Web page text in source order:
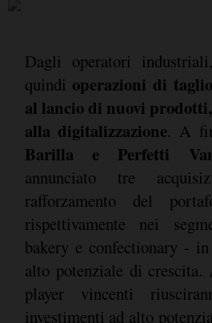
Dagli operatori
quindi operazioni di
al lancio di nuovi
alla digitalizzazione. A
Barilla e Perfetti
annunciato tre
rafforzamento del
rispettivamente nei
bakery e confectionary -
alto potenziale di crescita.
player vincenti
investimenti ad alto